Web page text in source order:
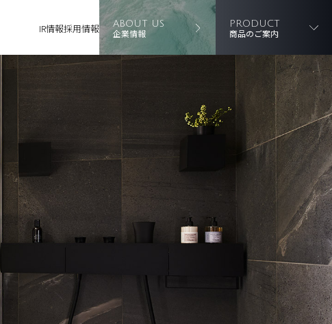
IR情報採用情報 ABOUT US
企業情報
PRODUCT
商品のご案内